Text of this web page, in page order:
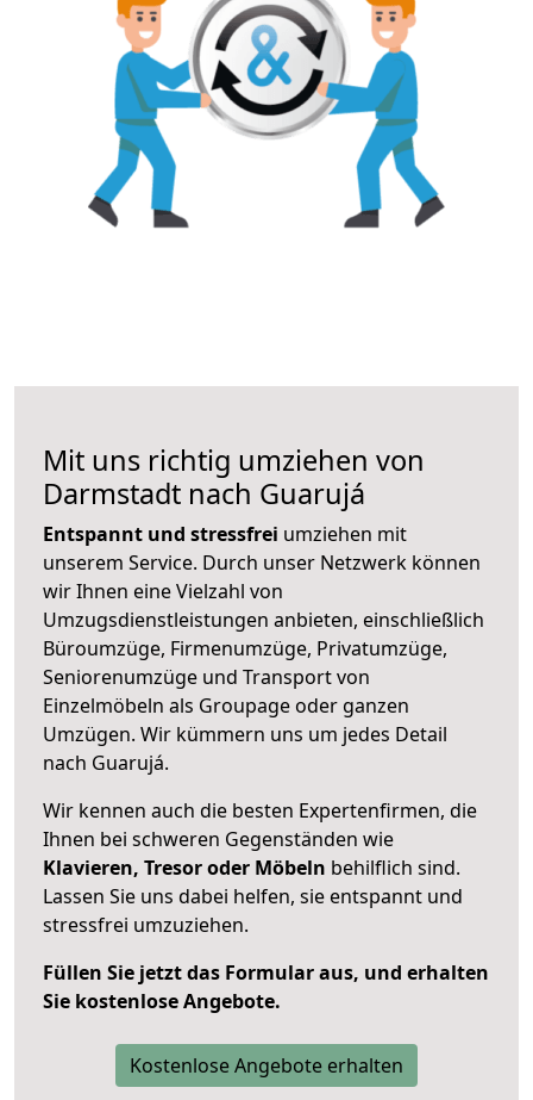
Mit uns richtig umziehen von
Darmstadt nach Guarujá
Entspannt und stressfrei umziehen mit
unserem Service. Durch unser Netzwerk können
wir Ihnen eine Vielzahl von
Umzugsdienstleistungen anbieten, einschließlich
Büroumzüge, Firmenumzüge, Privatumzüge,
Seniorenumzüge und Transport von
Einzelmöbeln als Groupage oder ganzen
Umzügen. Wir kümmern uns um jedes Detail
nach Guarujá.
Wir kennen auch die besten Expertenfirmen, die
Ihnen bei schweren Gegenständen wie
Klavieren, Tresor oder Möbeln behilflich sind.
Lassen Sie uns dabei helfen, sie entspannt und
stressfrei umzuziehen.
Füllen Sie jetzt das Formular aus, und erhalten
Sie kostenlose Angebote.
Kostenlose Angebote erhalten